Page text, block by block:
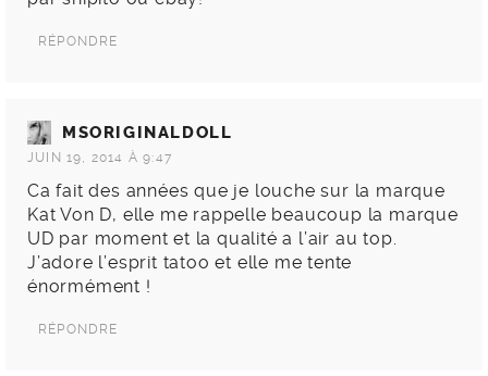
RÉPONDRE
MSORIGINALDOLL
JUIN 19, 2014 À 9:47
Ca fait des années que je louche sur la marque
Kat Von D, elle me rappelle beaucoup la marque
UD par moment et la qualité a l’air au top.
J’adore l’esprit tatoo et elle me tente
énormément !
RÉPONDRE